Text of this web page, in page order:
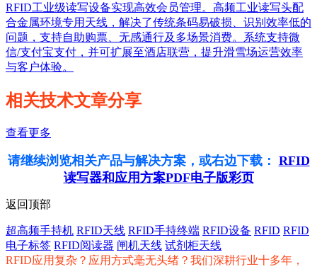
RFID工业级读写设备实现高效会员管理。高频工业读写头配
合金属环境专用天线，解决了传统条码易破损、识别效率低的
问题，支持自助购票、无感通行及多场景消费。系统支持微
信/支付宝支付，并可扩展至酒店联营，提升滑雪场运营效率
与客户体验。
相关技术文章分享
查看更多
请继续浏览相关产品与解决方案，或右边下载： RFID
读写器和应用方案PDF电子版彩页
返回顶部
超高频手持机 RFID天线 RFID手持终端 RFID设备 RFID RFID
电子标签 RFID阅读器 闸机天线 试剂柜天线
RFID应用复杂？应用方式毫无头绪？我们深耕行业十多年，